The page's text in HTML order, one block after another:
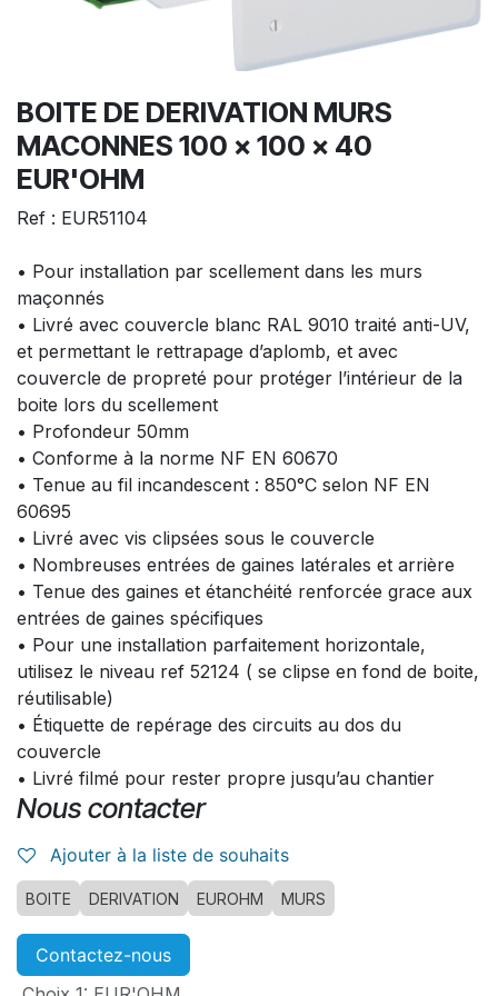
BOITE DE DERIVATION MURS
MACONNES 100 x 100 x 40
EUR'OHM
Ref : EUR51104
• Pour installation par scellement dans les murs
maçonnés
• Livré avec couvercle blanc RAL 9010 traité anti-UV,
et permettant le rettrapage d’aplomb, et avec
couvercle de propreté pour protéger l’intérieur de la
boite lors du scellement
• Profondeur 50mm
• Conforme à la norme NF EN 60670
• Tenue au fil incandescent : 850°C selon NF EN
60695
• Livré avec vis clipsées sous le couvercle
• Nombreuses entrées de gaines latérales et arrière
• Tenue des gaines et étanchéité renforcée grace aux
entrées de gaines spécifiques
• Pour une installation parfaitement horizontale,
utilisez le niveau ref 52124 ( se clipse en fond de boite,
réutilisable)
• Étiquette de repérage des circuits au dos du
couvercle
• Livré filmé pour rester propre jusqu’au chantier
Nous contacter
Ajouter à la liste de souhaits
BOITE DERIVATION EUROHM MURS
Contactez-nous